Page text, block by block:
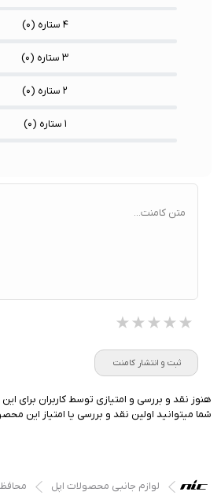
۴ ستاره ( ۰)
۳ ستاره ( ۰)
۲ ستاره ( ۰)
۱ ستاره ( ۰)
متن کامنت...
★★★★★
★★★★★
★★★★★
ثبت و انتشار کامنت
هنوز نقد و بررسی و امتیازی توسط کاربران برای
شما میتوانید اولین نقد و بررسی یا امتیاز این
لوازم جانبی محصولات اپل